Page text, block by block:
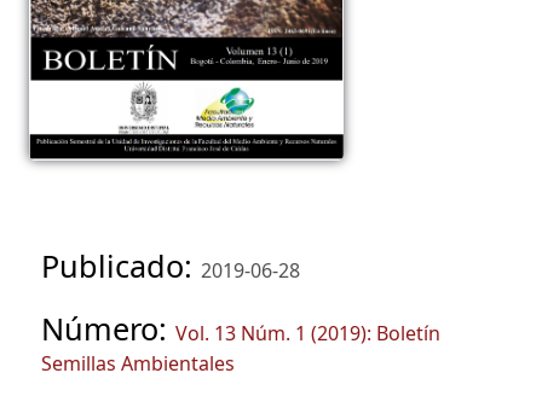
Publicado: 2019-06-28
Número: Vol. 13 Núm. 1 (2019): Boletín
Semillas Ambientales